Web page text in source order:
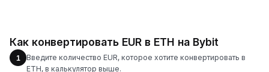
Как конвертировать EUR в ETH на Bybit
1
Введите количество EUR, которое хотите конвертировать в
ETH, в калькулятор выше.